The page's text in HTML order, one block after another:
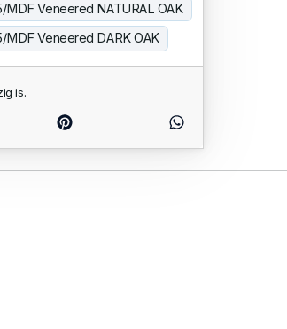
MDF Veneered NATURAL OAK
MDF Veneered DARK OAK
is.